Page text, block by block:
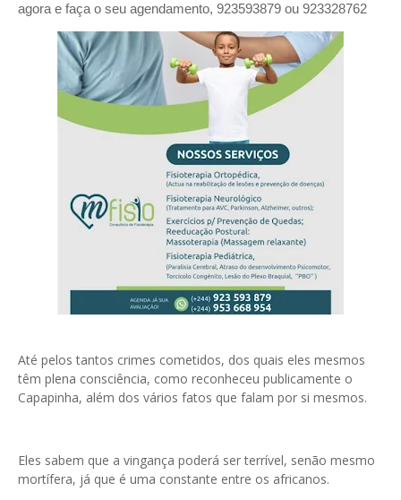
agora e faça o seu agendamento, 923593879 ou 923328762
Até pelos tantos crimes cometidos, dos quais eles mesmos
têm plena consciência, como reconheceu publicamente o
Capapinha, além dos vários fatos que falam por si mesmos.
Eles sabem que a vingança poderá ser terrível, senão mesmo
mortífera, já que é uma constante entre os africanos.